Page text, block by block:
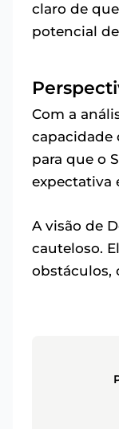
claro de
potencial
Com a
capacidade
para que o
expectativa
A visão de
cauteloso.
obstáculos,